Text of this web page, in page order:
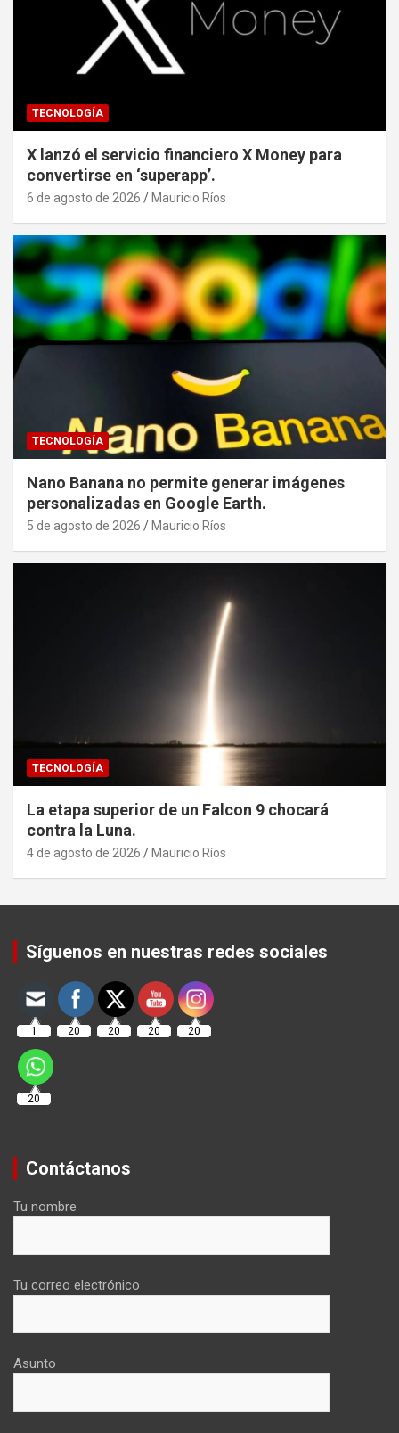
TECNOLOGÍA
X lanzó el servicio financiero X Money para
convertirse en ‘superapp’.
6 de agosto de 2026 Mauricio Ríos
TECNOLOGÍA
Nano Banana no permite generar imágenes
personalizadas en Google Earth.
5 de agosto de 2026 Mauricio Ríos
TECNOLOGÍA
La etapa superior de un Falcon 9 chocará
contra la Luna.
4 de agosto de 2026 Mauricio Ríos
Síguenos en nuestras redes sociales
1 20 20 20 20
20
Contáctanos
Tu nombre
Tu correo electrónico
Asunto